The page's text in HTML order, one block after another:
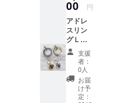
集めた本で
00 円
アドレ
スリン
グＬサ
イズ単
品（ア
ルミと
ブラス
選択で
きま
支援
者：
0人
お届
け予
定：